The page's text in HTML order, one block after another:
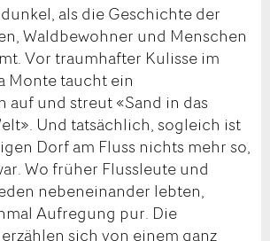
als die Geschichte der
Waldbewohner und Menschen
Vor traumhafter Kulisse im
Monte taucht ein
auf und streut «Sand in das
Und tatsächlich, sogleich ist
Dorf am Fluss nichts mehr so,
Wo früher Flussleute und
nebeneinander lebten,
Aufregung pur. Die
sich von einem ganz